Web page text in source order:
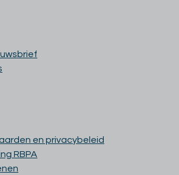
en privacybeleid
RBPA